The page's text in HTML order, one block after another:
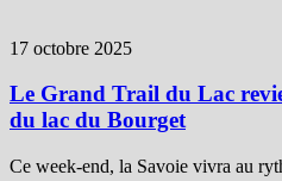
17 octobre 2025
Le Grand Trail du Lac
du lac du Bourget
Ce week-end, la Savoie vivra au